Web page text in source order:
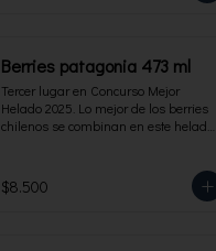
Berries patagonia 473 ml
Tercer lugar en Concurso Mejor
Helado 2025. Lo mejor de los berries
chilenos se combinan en este helado
Veganos. Sin lactosa. Envase familiar
473 ml. Rinde 4 porciones.
$8.500